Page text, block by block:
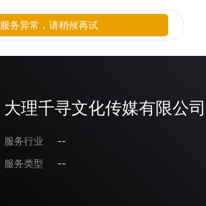
大理千寻文化传媒有限公司
服务行业
--
服务类型
--
服务异常，请稍候再试